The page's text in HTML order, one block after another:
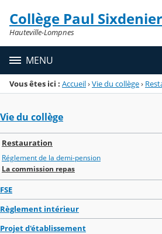
Menu de la rubrique
Contenu
Collège Paul Sixdenier
Hauteville-Lompnes
MENU
Vous êtes ici : Accueil›Vie du collège›
Vie du collège
Restauration
Réglement de la demi-pension
La commission repas
FSE
Règlement intérieur
Projet d'établissement